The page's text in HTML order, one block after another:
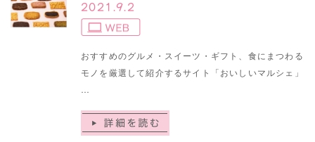
2021.9.2
おすすめのグルメ・スイーツ・ギフト、食にまつわる
モノを厳選して紹介するサイト「おいしいマルシェ」
…